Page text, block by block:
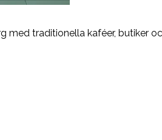
med traditionella kaféer, butiker